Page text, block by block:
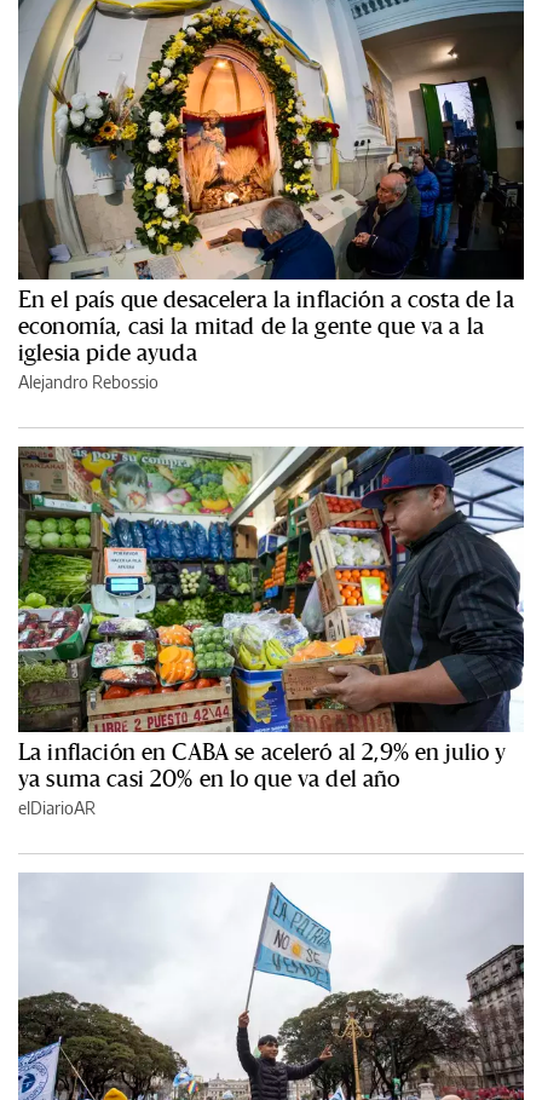
En el país que desacelera la inflación a costa de la
economía, casi la mitad de la gente que va a la
iglesia pide ayuda
Alejandro Rebossio
La inflación en CABA se aceleró al 2,9% en julio y
ya suma casi 20% en lo que va del año
elDiarioAR